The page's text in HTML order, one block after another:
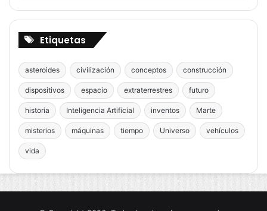
Etiquetas
asteroides civilización conceptos construcción
dispositivos espacio extraterrestres futuro
historia Inteligencia Artificial inventos Marte
misterios máquinas tiempo Universo vehículos
vida